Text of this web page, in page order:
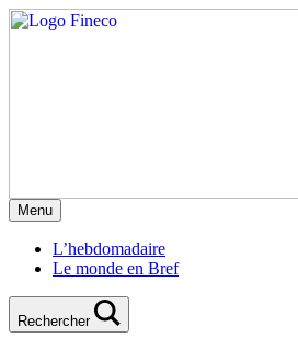
Menu
L’hebdomadaire
Le monde en Bref
Rechercher